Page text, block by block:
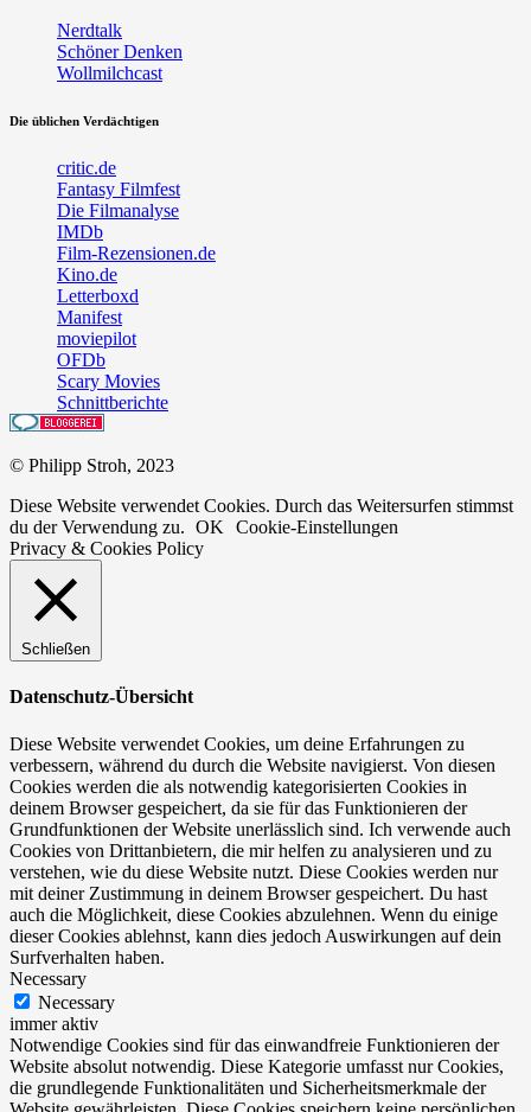
Nerdtalk
Schöner Denken
Wollmilchcast
Die üblichen Verdächtigen
critic.de
Fantasy Filmfest
Die Filmanalyse
IMDb
Film-Rezensionen.de
Kino.de
Letterboxd
Manifest
moviepilot
OFDb
Scary Movies
Schnittberichte
© Philipp Stroh, 2023
Diese Website verwendet Cookies. Durch das Weitersurfen stimmst
du der Verwendung zu. OK
Cookie-Einstellungen
Privacy & Cookies Policy
Schließen
Datenschutz-Übersicht
Diese Website verwendet Cookies, um deine Erfahrungen zu
verbessern, während du durch die Website navigierst. Von diesen
Cookies werden die als notwendig kategorisierten Cookies in
deinem Browser gespeichert, da sie für das Funktionieren der
Grundfunktionen der Website unerlässlich sind. Ich verwende auch
Cookies von Drittanbietern, die mir helfen zu analysieren und zu
verstehen, wie du diese Website nutzt. Diese Cookies werden nur
mit deiner Zustimmung in deinem Browser gespeichert. Du hast
auch die Möglichkeit, diese Cookies abzulehnen. Wenn du einige
dieser Cookies ablehnst, kann dies jedoch Auswirkungen auf dein
Surfverhalten haben.
Necessary
Necessary
immer aktiv
Notwendige Cookies sind für das einwandfreie Funktionieren der
Website absolut notwendig. Diese Kategorie umfasst nur Cookies,
die grundlegende Funktionalitäten und Sicherheitsmerkmale der